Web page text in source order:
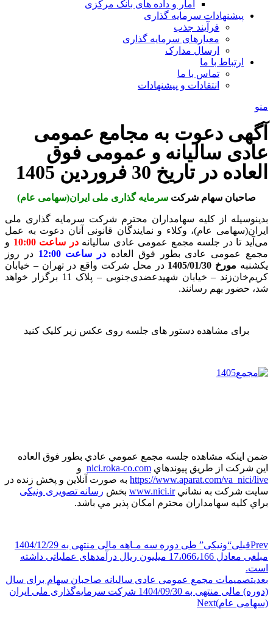
آمار و داده های بانک مرکزی
پیشنهادات سرمایه گذاری
فرآیند جذب
معیارهای سرمایه گذاری
ارسال مدارک
ارتباط با ما
تماس با ما
انتقادات و پیشنهادات
منو
آگهی دعوت به مجامع عمومی
عادی سالیانه و عمومی فوق
العاده در تاریخ 30 فروردین 1405
صاحبان سهام شرکت سرمایه گذاری ملی ایران(سهامی عام)
بدینوسیله از کلیه سهامداران محترم شرکت سرمایه گذاری ملی
ایران(سهامی عام)، وکلاء و نمایندگان قانونی آنان دعوت به عمل
می‌آید تا در جلسه مجمع عمومی عادی سالیانهدر ساعت 10:00
و
مجمع عمومی عادی بطور فوق العاده در ساعت 12:00
در روز
یکشنبه مورخ 1405/01/30
در محل شرکت واقع در تهران – خیابان
کریم‌خان‌زند – خیابان شهید‌عضدی‌جنوبی – پلاک 11 برگزار خواهد
شد، حضور بهم رسانند.
برای مشاهده دستور های جلسه روی عکس زیر کلیک کنید
ضمن اينکه مشاهده جلسه مجمع عمومي عادي بطور فوق العاده
اين شرکت از طريق پيوندهاي nici.roka-co.com و
https://www.aparat.com/va_nici/live به صورت آنلاين و پخش زنده در
سايت شرکت به نشانيwww.nici.ir بخش رسانه تصویری ونیکی
براي کليه سهامداران محترم امکان پذير مي باشد.
Prevقبلی
“ونیکی” طی دوره سه مـاهه مالی منتهی به 1404/12/29
مبلغی معادل 17،066،166 میلیون ریال درآمدهای عملیاتی داشته
است.
بعدیتصمیمات مجمع عمومی عادی سالیانه صاحبان سهام برای سال
(دوره) مالی منتهی به 1404/09/30 شرکت سرمایه‌گذاری ملی ایران
(سهامی عام)Next